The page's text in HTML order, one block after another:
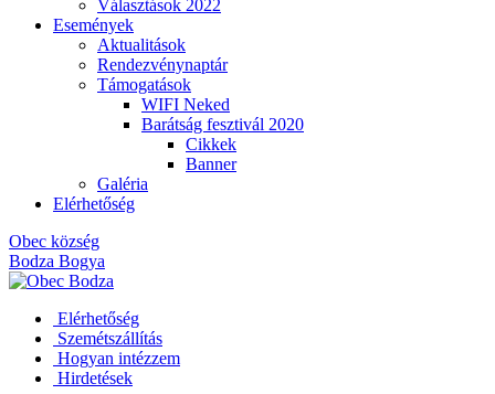
Választások 2022
Események
Aktualitások
Rendezvénynaptár
Támogatások
WIFI Neked
Barátság fesztivál 2020
Cikkek
Banner
Galéria
Elérhetőség
Obec község
Bodza Bogya
Elérhetőség
Szemétszállítás
Hogyan intézzem
Hirdetések